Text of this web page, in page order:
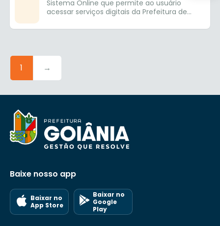
Sistema Online que permite ao usuário
acessar serviços digitais da Prefeitura de
1 →
Baixe nosso app
Baixar no
App Store
Baixar no
Google
Play